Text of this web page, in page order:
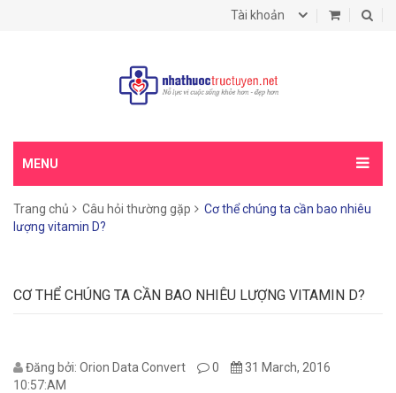
Tài khoản
MENU
Trang chủ Câu hỏi thường gặp
Cơ thể chúng ta cần bao nhiêu
lượng vitamin D?
CƠ THỂ CHÚNG TA CẦN BAO NHIÊU LƯỢNG VITAMIN D?
Đăng bởi: Orion Data Convert 0
31 March, 2016
10:57:AM